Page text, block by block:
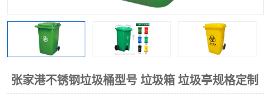
张家港不锈钢垃圾桶型号 垃圾箱 垃圾亭规格定制